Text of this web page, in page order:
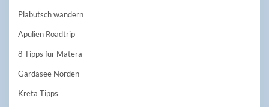
Plabutsch wandern
Apulien Roadtrip
8 Tipps für Matera
Gardasee Norden
Kreta Tipps